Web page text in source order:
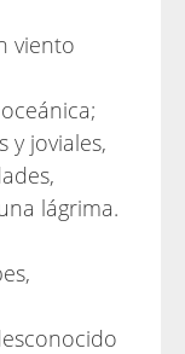
viento
y joviales,
lágrima.